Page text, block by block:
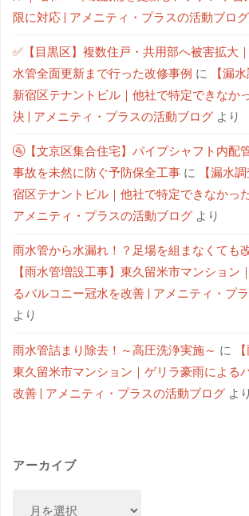
限に対応 | アメニティ・プラスの活動ブログ
✅【目黒区】複数住戸・共用部へ被害拡大
水管全面更新まで行った改修事例 に
【漏
新宿区テナントビル｜他社で特定できなか
決 | アメニティ・プラスの活動ブログ より
🚰【文京区集合住宅】パイプシャフト内配
事故を未然に防ぐ予防保全工事 に
【漏水
宿区テナントビル｜他社で特定できなかっ
アメニティ・プラスの活動ブログ より
雨水管から水漏れ！？足場を組まなくても
【雨水管増設工事】東久留米市マンション
るバルコニー冠水を改善 | アメニティ・プ
より
雨水管詰まり除去！～高圧洗浄実施～ に
東久留米市マンション｜ゲリラ豪雨による
改善 | アメニティ・プラスの活動ブログ より
アーカイブ